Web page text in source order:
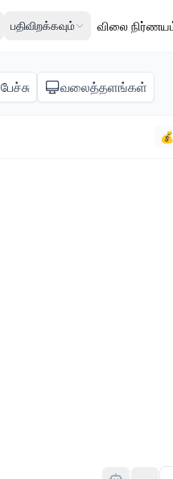
பதிவிறக்கவும் விலை
பேச்சு வலைத்தளங்கள்